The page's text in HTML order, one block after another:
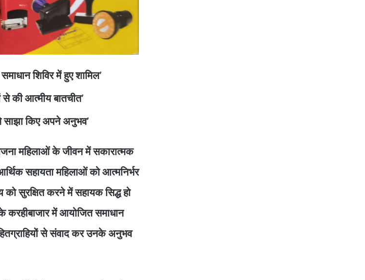
शिविर में हुए शामिल’
से की आत्मीय बातचीत’
साझा किए अपने अनुभव’
महिलाओं के जीवन में सकारात्मक
सहायता महिलाओं को आत्मनिर्भर
सुरक्षित करने में सहायक सिद्ध हो
करहीबाजार में आयोजित समाधान
से संवाद कर उनके अनुभव